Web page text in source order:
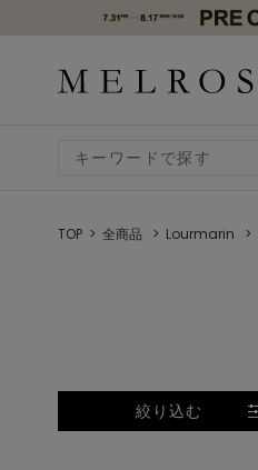
TOP 全商品 Lourmarin
絞り込む